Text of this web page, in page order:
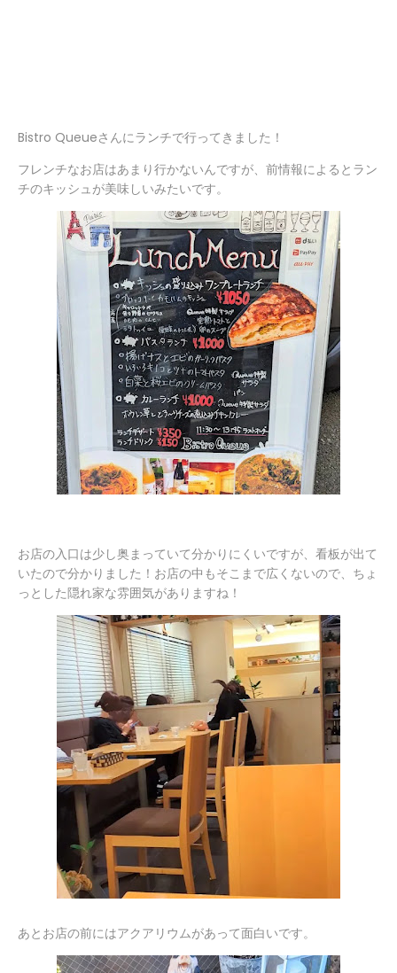
Bistro Queueさんにランチで行ってきました！
フレンチなお店はあまり行かないんですが、前情報によるとラン
チのキッシュが美味しいみたいです。
お店の入口は少し奥まっていて分かりにくいですが、看板が出て
いたので分かりました！お店の中もそこまで広くないので、ちょ
っとした隠れ家な雰囲気がありますね！
あとお店の前にはアクアリウムがあって面白いです。